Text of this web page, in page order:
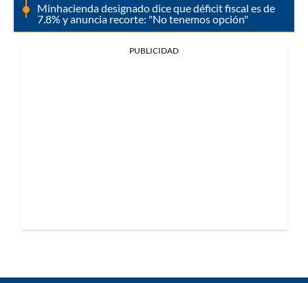
Minhacienda designado dice que déficit fiscal es de
7.8% y anuncia recorte: "No tenemos opción"
PUBLICIDAD